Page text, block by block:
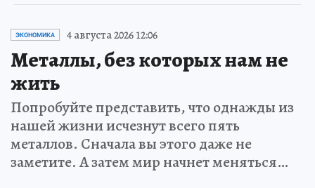
ЭКОНОМИКА 4 августа 2026 12:06
Металлы, без которых нам не
жить
Попробуйте представить, что однажды из
нашей жизни исчезнут всего пять
металлов. Сначала вы этого даже не
заметите. А затем мир начнет меняться…